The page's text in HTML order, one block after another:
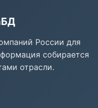
России для
собирается
отрасли.